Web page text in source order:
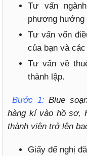
Tư vấn
phương hướng
Tư vấn vốn
của bạn và
Tư vấn về
thành lập.
Bước 1: Blue
hàng kí vào hồ sơ,
thành viên trở lên
Giấy để nghị